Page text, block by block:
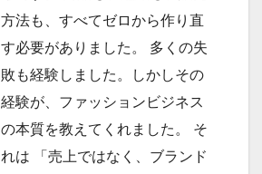
方法も、すべてゼロから作り直
す必要がありました。 多くの失
敗も経験しました。しかしその
経験が、ファッションビジネス
の本質を教えてくれました。 そ
れは 「売上ではなく、ブランド